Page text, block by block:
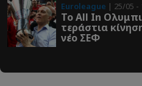
Euroleague | 25/05 -
Το All In
τεράστια
νέο ΣΕΦ